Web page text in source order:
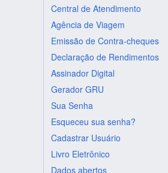
Central de Atendimento
Agência de Viagem
Emissão de Contra-cheques
Declaração de Rendimentos
Assinador Digital
Gerador GRU
Sua Senha
Esqueceu sua senha?
Cadastrar Usuário
Livro Eletrônico
Dados abertos